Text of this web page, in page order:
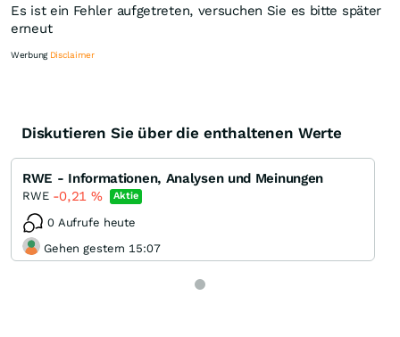
Es ist ein Fehler aufgetreten, versuchen Sie es bitte später
erneut
Knock-Out-Suche
Optionsschein-Suche
Zertifikate-Suche
Werbung Disclaimer
Diskutieren Sie über die enthaltenen Werte
RWE - Informationen, Analysen und Meinungen
RWE -0,21 % Aktie
0 Aufrufe heute
Gehen gestern 15:07